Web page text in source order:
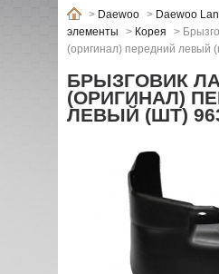
> Daewoo > Daewoo
элементы
> Корея >
(оригинал) передний левый
БРЫЗГОВИК
(ОРИГИНАЛ)
ЛЕВЫЙ (ШТ)